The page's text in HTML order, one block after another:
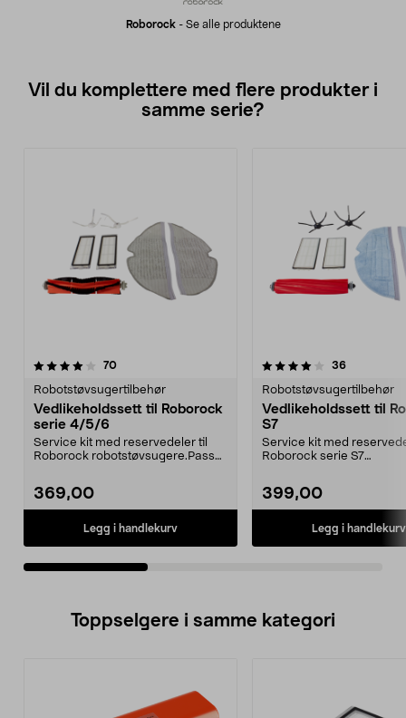
Roborock- Se alle produktene
Vil du komplettere med flere produkter i
samme serie?
70anmeldelser
Robotstøvsugertilbehør
Vedlikeholdssett til Roborock
serie 4/5/6
Service kit med reservedeler til
Roborock robotstøvsugere.Passer
369,00
Legg i handlekurv
4.0av 5 stjerner 36
Robotstøvsugertilbehør
Vedlikeholdssett til
S7
Service kit med
Roborock serie S7
399,00
Legg i handlekurv
4.5av 5 stjerner
Toppselgere i samme kategori